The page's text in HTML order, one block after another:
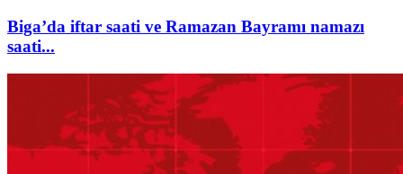
Biga’da iftar saati ve Ramazan Bayramı namazı
saati...